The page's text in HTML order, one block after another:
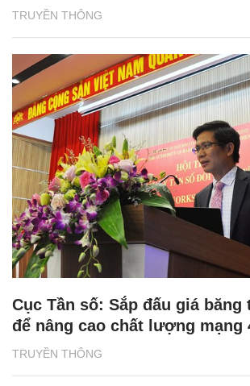
TRUYỀN THÔNG
TRUYỀN THÔNG
Cục Tần số: Sắp đấu giá băng
để nâng cao chất lượng mạng